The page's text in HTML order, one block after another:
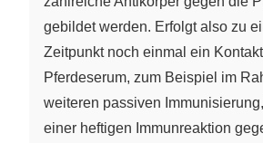
gebildet werden. Erfolgt also zu
Zeitpunkt noch einmal ein
Pferdeserum, zum Beispiel im
weiteren passiven
einer heftigen Immunreaktion